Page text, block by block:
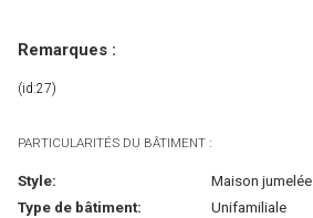
Remarques :
(id:27)
PARTICULARITÉS DU BÂTIMENT :
Style:
Maison jumelée
Type de bâtiment:
Unifamiliale